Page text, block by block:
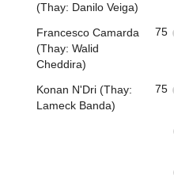
(Thay: Danilo Veiga)
Francesco Camarda
(Thay: Walid
Cheddira)
75
Konan N'Dri (Thay:
Lameck Banda)
75